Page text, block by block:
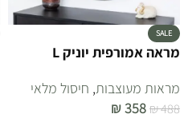
SALE
מראה אמורפית יוניק L
מראות מעוצבות, חיסול מלאי
₪488
₪358